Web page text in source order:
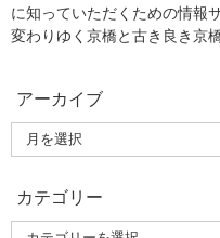
に知っていただくための情報
変わりゆく京橋と古き良き京
アーカイブ
カテゴリー